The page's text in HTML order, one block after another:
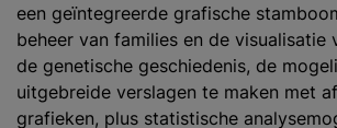
een geïntegreerde grafische
beheer van families en de visualisatie
de genetische geschiedenis, de
uitgebreide verslagen te maken met
grafieken, plus statistische